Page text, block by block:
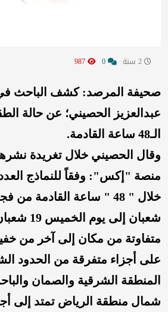
صحيفة المرصد: كشف الباحث
عبدالعزيز الحصيني؛ عن حالة
الـ48 ساعة القادمة.
وقال الحصيني خلال تغريدة
منصة "إكس": وفقاً للنماذج
متفاوتة من مكان إلى آخر من
على أجزاء متفرقة من الحدود
المنطقة الشرقية والصمان
شمال منطقة الرياض تمتد إلى